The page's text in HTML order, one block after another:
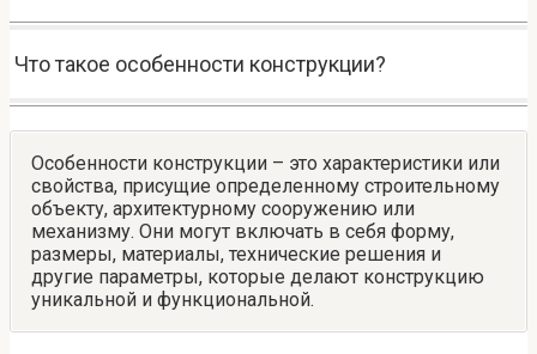
Что такое особенности конструкции?
Особенности конструкции – это характеристики или
свойства, присущие определенному строительному
объекту, архитектурному сооружению или
механизму. Они могут включать в себя форму,
размеры, материалы, технические решения и
другие параметры, которые делают конструкцию
уникальной и функциональной.